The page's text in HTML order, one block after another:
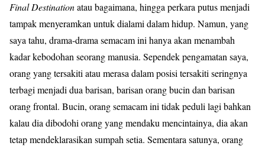
Final Destinationatau bagaimana, hingga perkara putus menjadi
tampak menyeramkan untuk dialami dalam hidup. Namun, yang
saya tahu, drama-drama semacam ini hanya akan menambah
kadar kebodohan seorang manusia. Sependek pengamatan saya,
orang yang tersakiti atau merasa dalam posisi tersakiti seringnya
terbagi menjadi dua barisan, barisan orang bucin dan barisan
orang frontal. Bucin, orang semacam ini tidak peduli lagi bahkan
kalau dia dibodohi orang yang mendaku mencintainya, dia akan
tetap mendeklarasikan sumpah setia. Sementara satunya, orang